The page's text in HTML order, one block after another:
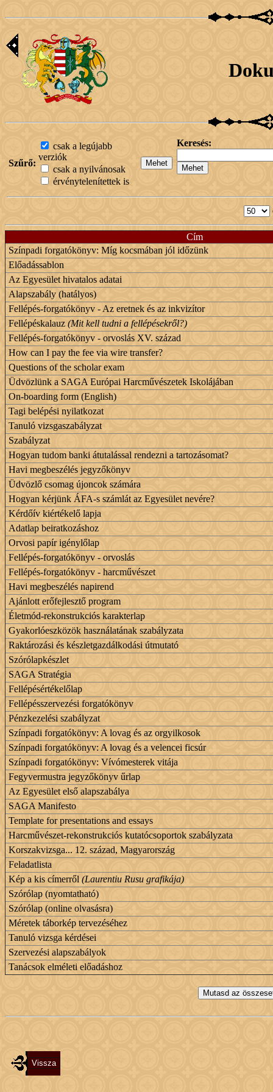
Szűrő:
csak a legújabb
verziók
csak a nyilvánosak
érvénytelenítettek is
Keresés:
Cím
Színpadi forgatókönyv: Míg kocsmában jól időzünk
Előadássablon
Az Egyesület hivatalos adatai
Alapszabály (hatályos)
Fellépés-forgatókönyv - Az eretnek és az inkvizítor
Fellépéskalauz (Mit kell tudni a fellépésekről?)
Fellépés-forgatókönyv - orvoslás XV. század
How can I pay the fee via wire transfer?
Questions of the scholar exam
Üdvözlünk a SAGA Európai Harcművészetek Iskolájában
On-boarding form (English)
Tagi belépési nyilatkozat
Tanuló vizsgaszabályzat
Szabályzat
Hogyan tudom banki átutalással rendezni a tartozásomat?
Havi megbeszélés jegyzőkönyv
Üdvözlő csomag újoncok számára
Hogyan kérjünk ÁFA-s számlát az Egyesület nevére?
Kérdőív kiértékelő lapja
Adatlap beiratkozáshoz
Orvosi papír igénylőlap
Fellépés-forgatókönyv - orvoslás
Fellépés-forgatókönyv - harcművészet
Havi megbeszélés napirend
Ajánlott erőfejlesztő program
Életmód-rekonstrukciós karakterlap
Gyakorlóeszközök használatának szabályzata
Raktározási és készletgazdálkodási útmutató
Szórólapkészlet
SAGA Stratégia
Fellépésértékelőlap
Fellépésszervezési forgatókönyv
Pénzkezelési szabályzat
Színpadi forgatókönyv: A lovag és az orgyilkosok
Színpadi forgatókönyv: A lovag és a velencei ficsúr
Színpadi forgatókönyv: Vívómesterek vitája
Fegyvermustra jegyzőkönyv űrlap
Az Egyesület első alapszabálya
SAGA Manifesto
Template for presentations and essays
Harcművészet-rekonstrukciós kutatócsoportok szabályzata
Korszakvizsga... 12. század, Magyarország
Feladatlista
Kép a kis címerről (Laurentiu Rusu grafikája)
Szórólap (nyomtatható)
Szórólap (online olvasásra)
Méretek táborkép tervezéséhez
Tanuló vizsga kérdései
Szervezési alapszabályok
Tanácsok elméleti előadáshoz